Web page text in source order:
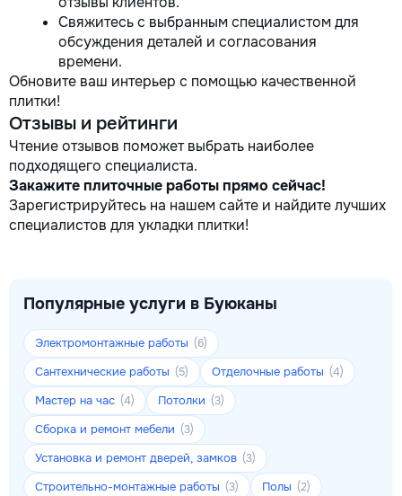
Свяжитесь с выбранным специалистом для
обсуждения деталей и согласования
времени.
Обновите ваш интерьер с помощью качественной
плитки!
Отзывы и рейтинги
Чтение отзывов поможет выбрать наиболее
подходящего специалиста.
Закажите плиточные работы прямо сейчас!
Зарегистрируйтесь на нашем сайте и найдите лучших
специалистов для укладки плитки!
Популярные услуги в Буюканы
Электромонтажные работы (6)
Сантехнические работы (5) Отделочные работы (4)
Мастер на час (4) Потолки (3)
Сборка и ремонт мебели (3)
Установка и ремонт дверей, замков (3)
Строительно-монтажные работы (3) Полы (2)